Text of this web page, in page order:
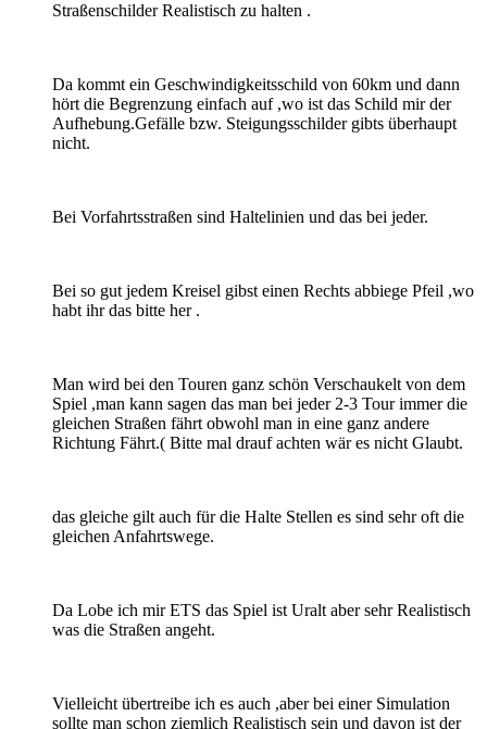
Straßenschilder Realistisch zu halten .
Da kommt ein Geschwindigkeitsschild von 60km und dann
hört die Begrenzung einfach auf ,wo ist das Schild mir der
Aufhebung.Gefälle bzw. Steigungsschilder gibts überhaupt
nicht.
Bei Vorfahrtsstraßen sind Haltelinien und das bei jeder.
Bei so gut jedem Kreisel gibst einen Rechts abbiege Pfeil ,wo
habt ihr das bitte her .
Man wird bei den Touren ganz schön Verschaukelt von dem
Spiel ,man kann sagen das man bei jeder 2-3 Tour immer die
gleichen Straßen fährt obwohl man in eine ganz andere
Richtung Fährt.( Bitte mal drauf achten wär es nicht Glaubt.
das gleiche gilt auch für die Halte Stellen es sind sehr oft die
gleichen Anfahrtswege.
Da Lobe ich mir ETS das Spiel ist Uralt aber sehr Realistisch
was die Straßen angeht.
Vielleicht übertreibe ich es auch ,aber bei einer Simulation
sollte man schon ziemlich Realistisch sein und davon ist der